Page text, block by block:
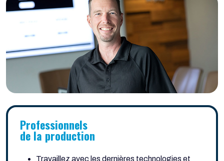
Professionnels
de la production
Travaillez avec les dernières technologies et